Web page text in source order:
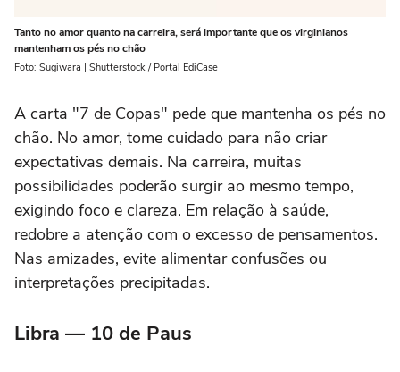
Tanto no amor quanto na carreira, será importante que os virginianos
mantenham os pés no chão
Foto: Sugiwara | Shutterstock / Portal EdiCase
A carta "7 de Copas" pede que mantenha os pés no
chão. No amor, tome cuidado para não criar
expectativas demais. Na carreira, muitas
possibilidades poderão surgir ao mesmo tempo,
exigindo foco e clareza. Em relação à saúde,
redobre a atenção com o excesso de pensamentos.
Nas amizades, evite alimentar confusões ou
interpretações precipitadas.
Libra — 10 de Paus